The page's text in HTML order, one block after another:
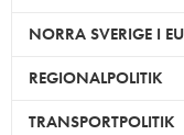
NORRA SVERIGE I EU
REGIONALPOLITIK
TRANSPORTPOLITIK